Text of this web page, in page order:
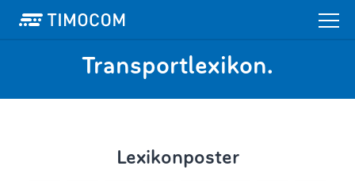
Transportlexikon.
Lexikonposter